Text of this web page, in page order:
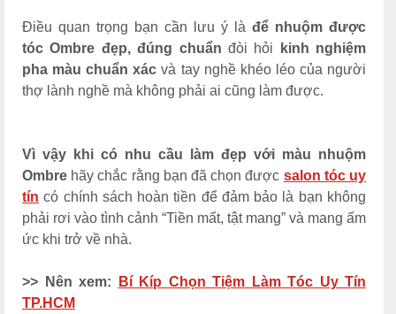
Điều quan trọng bạn cần lưu ý làđể nhuộm được
tócOmbre đẹp, đúng chuẩn đòi hỏi
kinh nghiệm
pha màu chuẩn xác và tay nghề khéo léo của người
thợ lành nghề mà không phải ai cũng làm được.
Vì vậy khi có nhu cầu làm đẹp với màu nhuộm
Ombre hãy chắc rằng bạn đã chọn được salon tóc uy
tín có chính sách hoàn tiền để đảm bảo là bạn không
phải rơi vào tình cảnh “Tiền mất, tật mang” và mang ấm
ức khi trở về nhà.
>> Nên xem:
Bí Kíp Chọn Tiệm Làm Tóc Uy Tín
TP.HCM